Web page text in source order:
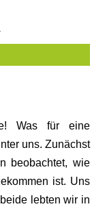
Was für eine
uns. Zunächst
beobachtet, wie
ist. Uns
lebten wir in